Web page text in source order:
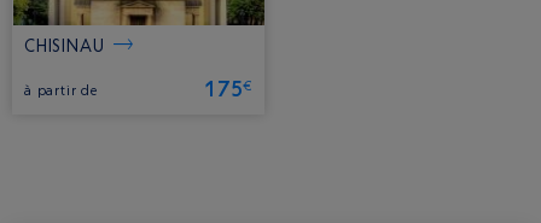
CHISINAU
à partir de 175€